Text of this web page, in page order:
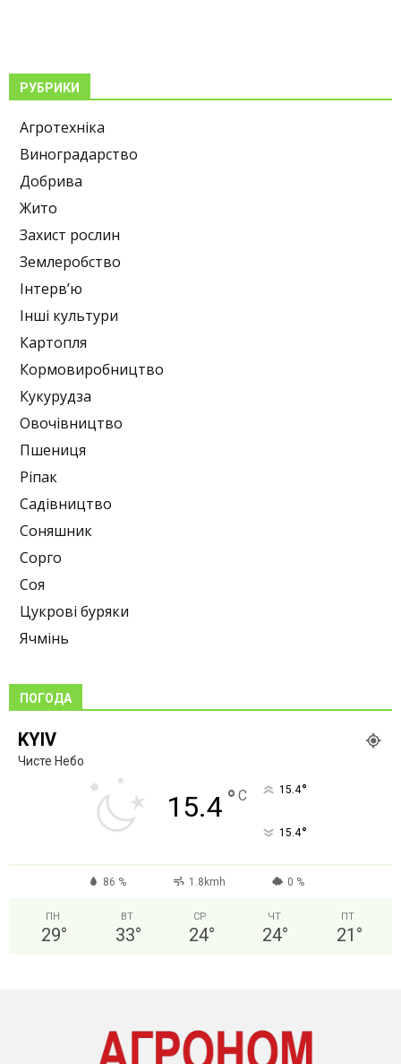
РУБРИКИ
Агротехніка
Виноградарство
Добрива
Жито
Захист рослин
Землеробство
Інтерв’ю
Інші культури
Картопля
Кормовиробництво
Кукурудза
Овочівництво
Пшениця
Ріпак
Садівництво
Соняшник
Сорго
Соя
Цукрові буряки
Ячмінь
ПОГОДА
KYIV
Чисте Небо
15.4 ° C 15.4°
15.4°
86 % 1.8kmh 0 %
ПН
29°
ВТ
33°
СР
24°
ЧТ
24°
ПТ
21 °